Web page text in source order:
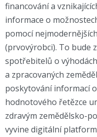
financování a
informace o
pomocí
(prvovýrobci). To bude
spotřebitelů o
a zpracovaných
poskytování informací
hodnotového řetězce
zdravým zemědělsko-
vyvine digitální